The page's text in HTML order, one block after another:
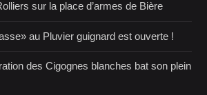
sur la place d’armes de Bière
au Pluvier guignard est ouverte !
des Cigognes blanches bat son plein